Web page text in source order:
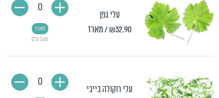
עלי גפן
₪32.90 / מארז
300 גרם
מארז
0
עלי רוקולה בייבי
0